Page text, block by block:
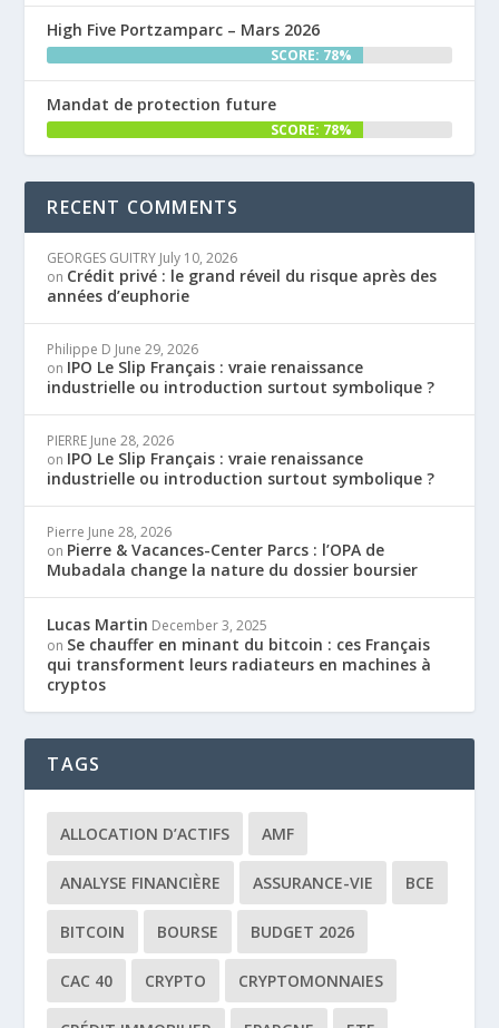
High Five Portzamparc – Mars 2026
SCORE: 78%
Mandat de protection future
SCORE: 78%
RECENT COMMENTS
GEORGES GUITRY July 10, 2026
on Crédit privé : le grand réveil du risque après des
années d’euphorie
Philippe D June 29, 2026
on IPO Le Slip Français : vraie renaissance
industrielle ou introduction surtout symbolique ?
PIERRE June 28, 2026
on IPO Le Slip Français : vraie renaissance
industrielle ou introduction surtout symbolique ?
Pierre June 28, 2026
on Pierre & Vacances-Center Parcs : l’OPA de
Mubadala change la nature du dossier boursier
Lucas Martin December 3, 2025
on Se chauffer en minant du bitcoin : ces Français
qui transforment leurs radiateurs en machines à
cryptos
TAGS
ALLOCATION D’ACTIFS AMF
ANALYSE FINANCIÈRE ASSURANCE-VIE BCE
BITCOIN BOURSE BUDGET 2026
CAC 40 CRYPTO CRYPTOMONNAIES